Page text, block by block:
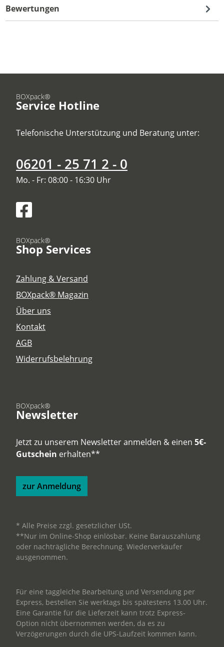
Bewertungen
BOXpack®
Service Hotline
Telefonische Unterstützung und Beratung unter:
06201 - 25 71 2 - 0
Mo. - Fr: 08:00 - 16:30 Uhr
BOXpack®
Shop Services
Zahlung & Versand
BOXpack® Magazin
Über uns
Kontakt
AGB
Widerrufsbelehrung
BOXpack®
Newsletter
Jetzt zu unserem Newsletter anmelden & einen 5€-
Gutschein erhalten**
zur Anmeldung
* Alle Preise zzgl. gesetzlicher USt.
**Nur im Online-Shop einlösbar. Keine Barauszahlung
oder nachträgliche Berechnung. Wiederverkäufer
ausgenommen.
Für eine taggleiche Bearbeitung und Versendung per
Express, bestellen Sie werktags bis spätestens 13.00 Uhr.
Eine Garantie für die Lieferzeit kann trotz Express-
Option nicht übernommen werden, da es zu
Verzögerungen durch die UPS-Laufzeit kommen kann.